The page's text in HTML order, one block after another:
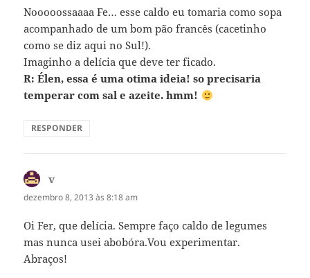
Nooooossaaaa Fe… esse caldo eu tomaria como sopa
acompanhado de um bom pão francês (cacetinho
como se diz aqui no Sul!).
Imaginho a delícia que deve ter ficado.
R: Élen, essa é uma otima ideia! so precisaria
temperar com sal e azeite. hmm!
RESPONDER
v
dezembro 8, 2013 às 8:18 am
Oi Fer, que delícia. Sempre faço caldo de legumes
mas nunca usei abobóra.Vou experimentar.
Abraços!